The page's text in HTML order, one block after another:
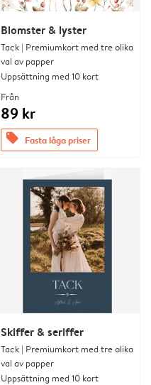
Blomster & lyster
Tack | Premiumkort med tre olika
val av papper
Uppsättning med 10 kort
Från
89 kr
offers Fasta låga priser
Skiffer & seriffer
Tack | Premiumkort med tre olika
val av papper
Uppsättning med 10 kort